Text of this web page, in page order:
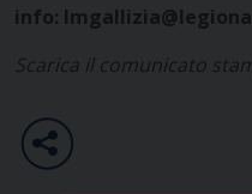
info:
Scarica il comunicato